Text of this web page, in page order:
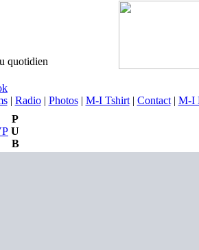
quotidien
| Radio| Photos| M-I Tshirt| Contact| M-I
P
U
B